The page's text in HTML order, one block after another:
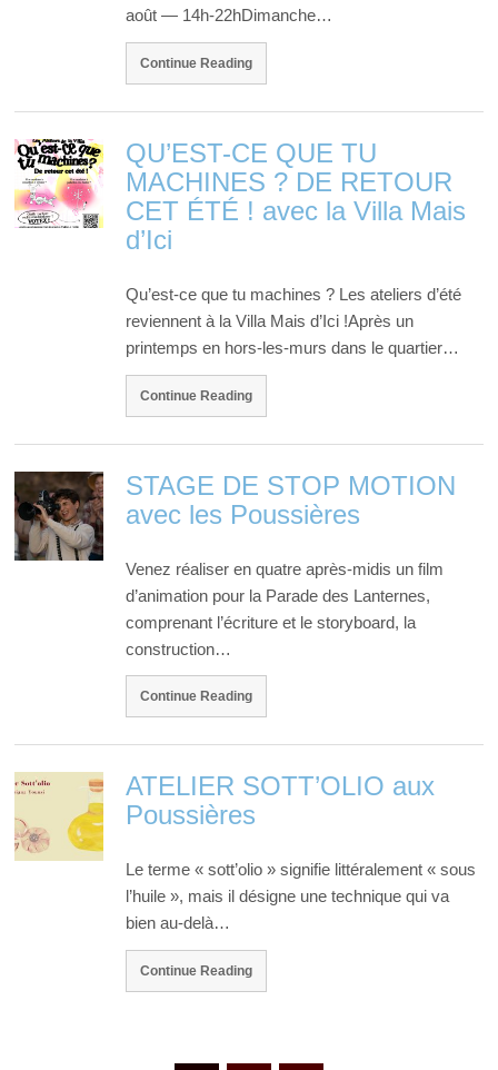
août — 14h-22hDimanche…
Continue Reading
QU’EST-CE QUE TU
MACHINES ? DE RETOUR
CET ÉTÉ ! avec la Villa Mais
d’Ici
Qu’est-ce que tu machines ? Les ateliers d’été
reviennent à la Villa Mais d’Ici !Après un
printemps en hors-les-murs dans le quartier…
Continue Reading
STAGE DE STOP MOTION
avec les Poussières
Venez réaliser en quatre après-midis un film
d’animation pour la Parade des Lanternes,
comprenant l’écriture et le storyboard, la
construction…
Continue Reading
ATELIER SOTT’OLIO aux
Poussières
Le terme « sott’olio » signifie littéralement « sous
l’huile », mais il désigne une technique qui va
bien au-delà…
Continue Reading